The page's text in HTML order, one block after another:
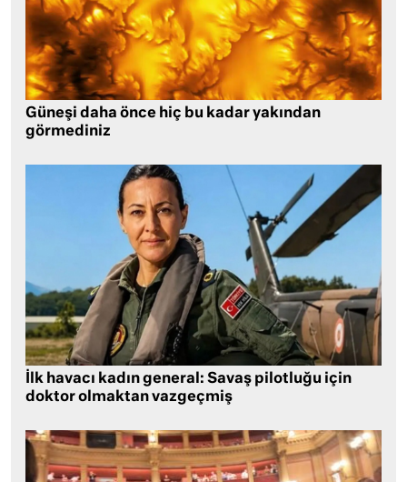
Güneşi daha önce hiç bu kadar yakından
görmediniz
İlk havacı kadın general: Savaş pilotluğu için
doktor olmaktan vazgeçmiş